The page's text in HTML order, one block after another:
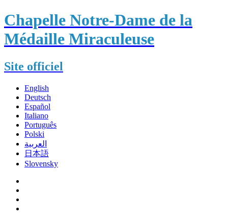
Chapelle Notre-Dame de la
Médaille Miraculeuse
Site officiel
English
Deutsch
Español
Italiano
Português
Polski
العربية
日本語
Slovensky